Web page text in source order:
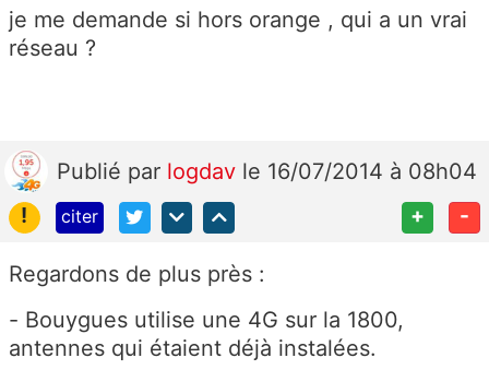
je me demande si hors orange , qui a un vrai
réseau ?
Publié par logdav le 16/07/2014 à 08h04
!
citer + -
Regardons de plus près :
- Bouygues utilise une 4G sur la 1800,
antennes qui étaient déjà instalées.